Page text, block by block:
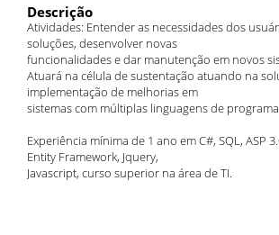
Descrição
Atividades: Entender as necessidades dos
soluções, desenvolver novas
funcionalidades e dar manutenção em novos
Atuará na célula de sustentação atuando na
implementação de melhorias em
sistemas com múltiplas linguagens de
Experiência mínima de 1 ano em C#, SQL, ASP
Entity Framework, Jquery,
Javascript, curso superior na área de TI.